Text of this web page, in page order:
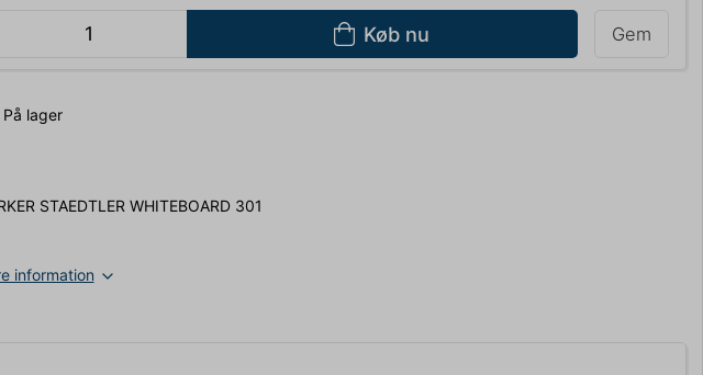
Køb nu Gem
På lager
STAEDTLER WHITEBOARD 301
information